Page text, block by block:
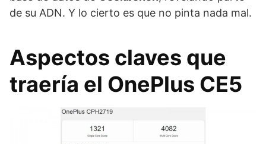
de su ADN. Y lo cierto es que no pinta nada mal.
Aspectos claves que
traería el OnePlus CE5